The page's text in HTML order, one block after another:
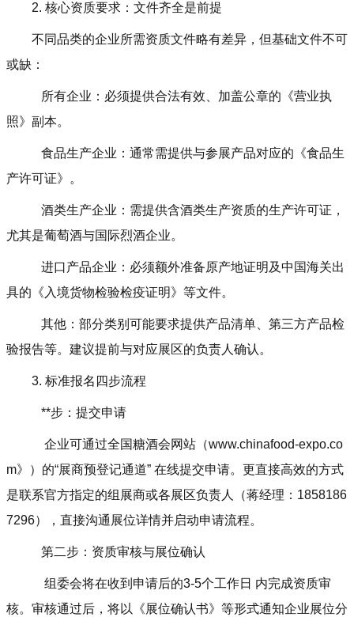
2. 核心资质要求：文件齐全是前提
不同品类的企业所需资质文件略有差异，但基础文件不可
或缺：
所有企业：必须提供合法有效、加盖公章的《营业执
照》副本。
食品生产企业：通常需提供与参展产品对应的《食品生
产许可证》。
酒类生产企业：需提供含酒类生产资质的生产许可证，
尤其是葡萄酒与国际烈酒企业。
进口产品企业：必须额外准备原产地证明及中国海关出
具的《入境货物检验检疫证明》等文件。
其他：部分类别可能要求提供产品清单、第三方产品检
验报告等。建议提前与对应展区的负责人确认。
3. 标准报名四步流程
**步：提交申请
企业可通过全国糖酒会网站（www.chinafood-expo.co
m》）的“展商预登记通道” 在线提交申请。更直接高效的方式
是联系官方指定的组展商或各展区负责人（蒋经理：1858186
7296），直接沟通展位详情并启动申请流程。
第二步：资质审核与展位确认
组委会将在收到申请后的3-5个工作日 内完成资质审
核。审核通过后，将以《展位确认书》等形式通知企业展位分